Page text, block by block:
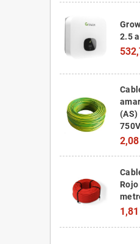
2.5
(AS)